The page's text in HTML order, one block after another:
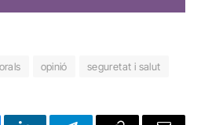
opinió seguretat i salut